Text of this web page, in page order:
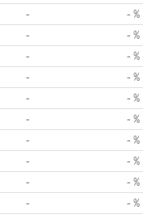
- - %
- - %
- - %
- - %
- - %
- - %
- - %
- - %
- - %
- - %